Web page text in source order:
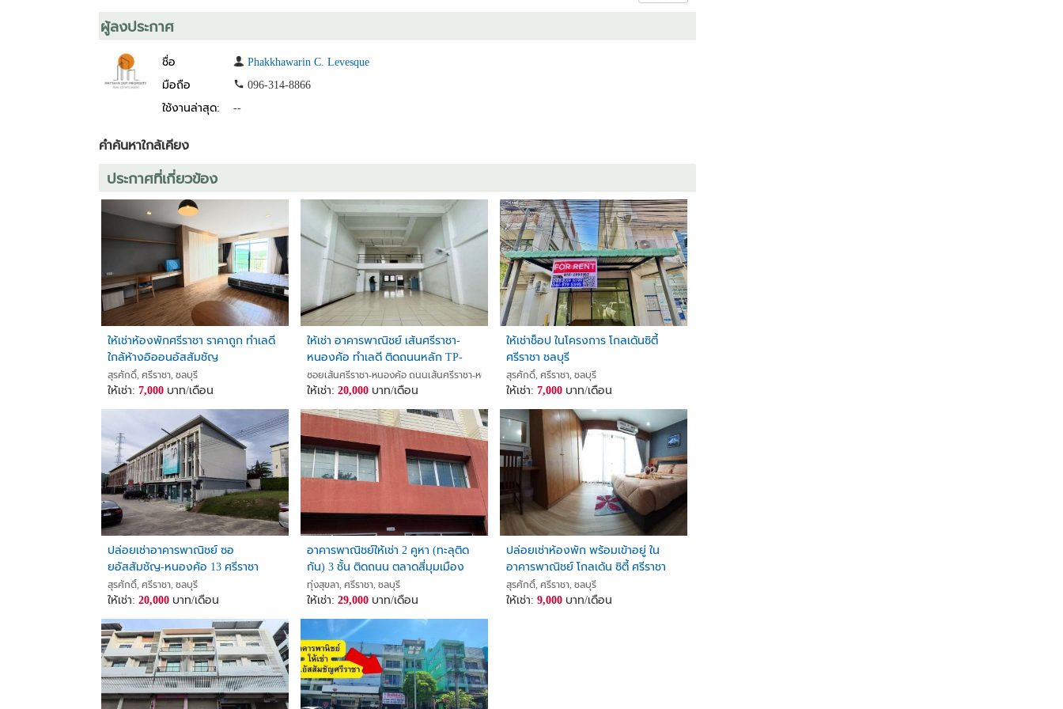
Ideal for corporate offices, logistics companies, shipping agents, trading businesses, and regional operations within the EEC corridor.
✅ Large Meeting Room
✅ Executive Office with Private Bathroom
✅ 2 Women's Restrooms
🚚 Only 1 km from Motorway Access
🚛 Only 9 km from Laem Chabang Port
🏭 Only 10 km from Laem Chabang Industrial Estate
✅ Easy connection to Bangkok–Chonburi Motorway
✅ Excellent for logistics, distribution, and administrative operations
💰 Rental Rate: THB 25,000/month
📝 Minimum Lease Term: 1 Year
🔖 Security Deposit: 3 Months + 1 Month Advance Rent
โปรดแจ้งรหัสทรัพย์ :#CM57
(ส่ง Link หรือแคปภาพหน้าจอรหัสทรัพย์ด้านบนนี้เพื่อความสะดวกในการค้นหา)
-Agent Post- #DirectOwner #Co-Agent welcome‼️
Call/Line ID: 0817169241 K. Warin
WhatsApp: +66817169241
phakkhawarin.tsc@gmail.com
ผู้ลงประกาศ
ชื่อ
Phakkhawarin C. Levesque
มือถือ
096-314-8866
ใช้งานล่าสุด:
--
คำค้นหาใกล้เคียง
ประกาศที่เกี่ยวข้อง
ให้เช่าห้องพักศรีราชา ราคาถูก ทำเลดี
ใกล้ห้างอิออนอัสสัมชัญ
สุรศักดิ์, ศรีราชา, ชลบุรี
ให้เช่า: 7,000บาท/เดือน
ให้เช่า อาคารพาณิชย์ เส้นศรีราชา-
หนองค้อ ทำเลดี ติดถนนหลัก TP-
C1843
ซอยเส้นศรีราชา-หนองค้อ ถนนเส้นศรีราชา-หนองค้อ , สุรศักดิ์, ศรีราชา, ชลบุรี
ให้เช่า:20,000 บาท/เดือน
ให้เช่าช็อป ในโครงการ โกลเด้นซิตี้
ศรีราชา ชลบุรี
สุรศักดิ์, ศรีราชา, ชลบุรี
ให้เช่า:7,000 บาท/เดือน
ปล่อยเช่าอาคารพาณิชย์ ซอ
ยอัสสัมชัญ-หนองค้อ 13 ศรีราชา
ชลบุรี
สุรศักดิ์, ศรีราชา, ชลบุรี
ให้เช่า: 20,000บาท/เดือน
อาคารพาณิชย์ให้เช่า 2 คูหา (ทะลุติด
กัน) 3 ชั้น ติดถนน ตลาดสี่มุมเมือง
แหลมฉบัง ชลบุรี ห่างสุขุมวิท 200 ม.
ทุ่งสุขลา, ศรีราชา, ชลบุรี
ให้เช่า:29,000 บาท/เดือน
ปล่อยเช่าห้องพัก พร้อมเข้าอยู่ ใน
อาคารพาณิชย์ โกลเด้น ซิตี้ ศรีราชา
FP-B02100
สุรศักดิ์, ศรีราชา, ชลบุรี
ให้เช่า:9,000 บาท/เดือน